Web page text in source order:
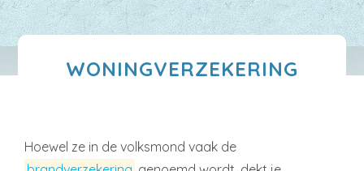
WONINGVERZEKERING
Hoewel ze in de volksmond vaak de